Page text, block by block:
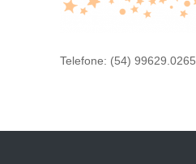
Telefone: (54) 99629.0265